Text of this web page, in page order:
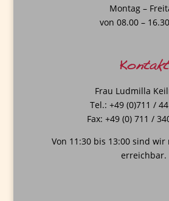
Montag –
von 08.00 –
Kontakt
Frau Ludmilla
Tel.: +49 (0)711 /
Fax: +49 (0) 711 /
Von 11:30 bis 13:00 sind
erreichbar.